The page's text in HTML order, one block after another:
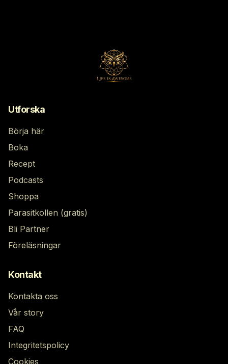
Utforska
Börja här
Boka
Recept
Podcasts
Shoppa
Parasitkollen (gratis)
Bli Partner
Föreläsningar
Kontakt
Kontakta oss
Vår story
FAQ
Integritetspolicy
Cookies